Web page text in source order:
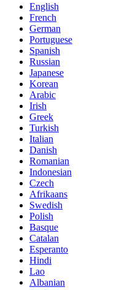
English
French
German
Portuguese
Spanish
Russian
Japanese
Korean
Arabic
Irish
Greek
Turkish
Italian
Danish
Romanian
Indonesian
Czech
Afrikaans
Swedish
Polish
Basque
Catalan
Esperanto
Hindi
Lao
Albanian